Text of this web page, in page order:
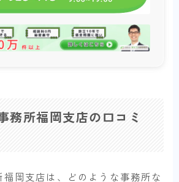
務所福岡支店の口コミ
福岡支店は、どのような事務所な